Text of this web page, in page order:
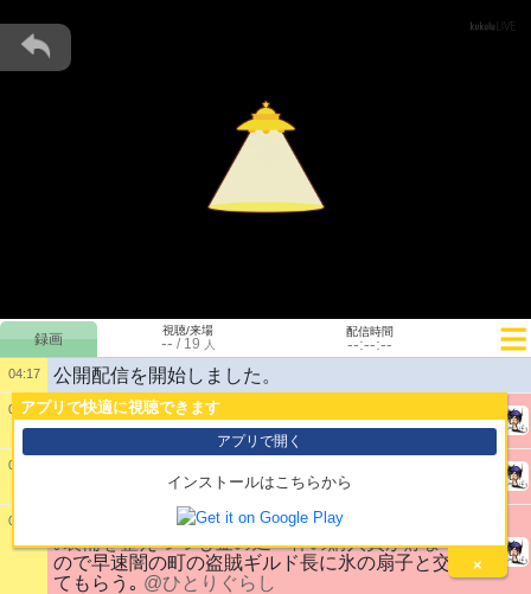
アプリで快適に視聴できます
アプリで開く
インストールはこちらから
×
視聴/来場
-- / 19 人
配信時間
--:--:--
04:17 公開配信を開始しました。
04:17 1:大変遅くなりました 今日もゆっくり参ります
@ひとりぐらし
04:17
・人物などは架空のものです｡@ひとりぐらし
04:17
妖精に回らされていた若者の親からお礼をゲット
｡装備を整えつつも金の延べ棒の購入費が貯まった
ので早速闇の町の盗賊ギルド長に氷の扇子と交換し
てもらう｡ @ひとりぐらし